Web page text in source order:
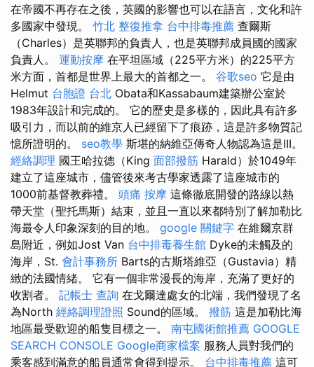
在帝國不再存在之後，英國的影響也可以在語言，文化和許
多國家中發現。 竹北 整復推拿 台中排毒推薦 查爾斯
（Charles）是英聯邦的負責人，也是英聯邦成員國的國家
負責人。 運動按摩 在平坦區域（225平方米）的225平方
米方面，首都是世界上最大的首都之一。 谷歌seo 它是由
Helmut 台胞證 台北 Obata和Kassabaum建築辦公室於
1983年設計和完成的。 它的歷史是多樣的，因此具有許多
吸引力，而以前的維京人已經留下了痕跡，這是許多物質記
憶所證明的。 seo教學 斯堪的納維亞傳奇人物認為這是III。
經絡調理 國王哈拉德（King 面部撥筋 Harald）於1049年
建立了這座城市，儘管後來考古學家透露了這座城市的
1000前基督教葬禮。 頭痛 按摩 這條徹底開發的路線以熱
帶天堂（聖托馬斯）結束，並且一直以來都特別了解加勒比
海最令人印象深刻的目的地。 google 關鍵字 在維爾京群
島附近，例如Jost Van 台中排毒養生館 Dyke的未觸及的
海岸，St. 會計事務所 Barts的古斯塔維亞（Gustavia）精
緻的法國情緒。 它有一個非常漫長的海岸，充滿了更好的
收割者。 記帳士 查詢 在戈爾達處女的北端，我們發現了名
為North 經絡調理證照 Sound的區域。 撥筋 這是加勒比海
地區最受歡迎的船隻目標之一。 南屯國術館推薦 GOOGLE
SEARCH CONSOLE Google商家檔案 服務人員對我們的
乘客感到滿意的船員通常會得到提示。 台中排毒推薦 這可